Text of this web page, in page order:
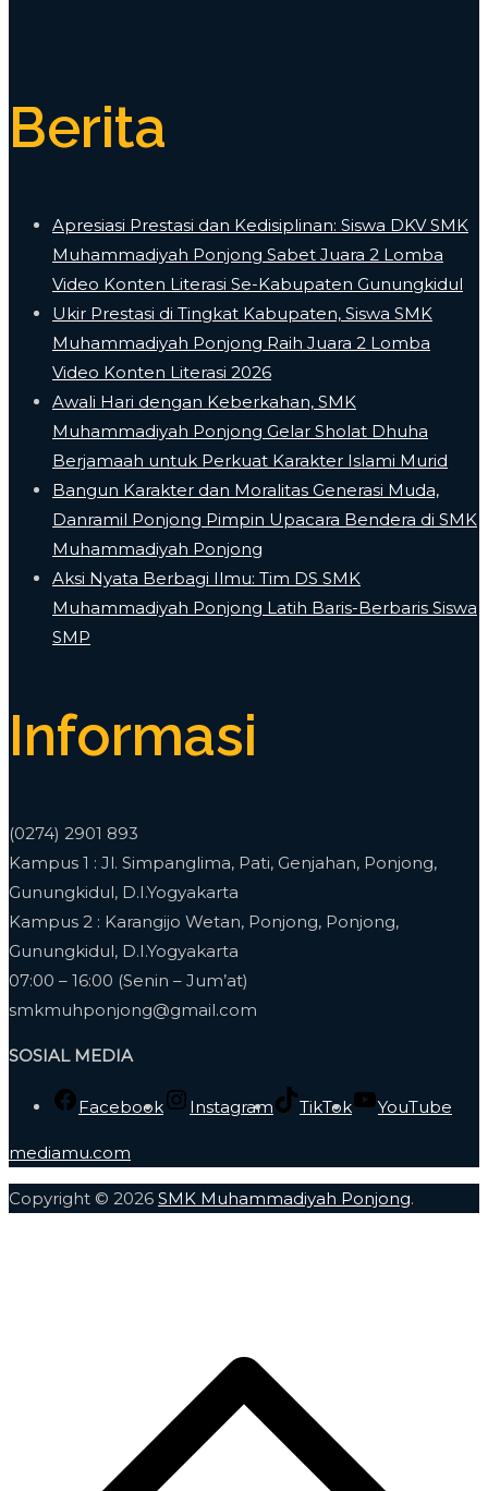
Berita
Apresiasi Prestasi dan Kedisiplinan: Siswa DKV SMK
Muhammadiyah Ponjong Sabet Juara 2 Lomba
Video Konten Literasi Se-Kabupaten Gunungkidul
Ukir Prestasi di Tingkat Kabupaten, Siswa SMK
Muhammadiyah Ponjong Raih Juara 2 Lomba
Video Konten Literasi 2026
Awali Hari dengan Keberkahan, SMK
Muhammadiyah Ponjong Gelar Sholat Dhuha
Berjamaah untuk Perkuat Karakter Islami Murid
Bangun Karakter dan Moralitas Generasi Muda,
Danramil Ponjong Pimpin Upacara Bendera di SMK
Muhammadiyah Ponjong
​Aksi Nyata Berbagi Ilmu: Tim DS SMK
Muhammadiyah Ponjong Latih Baris-Berbaris Siswa
SMP
Informasi
(0274) 2901 893
Kampus 1 : Jl. Simpanglima, Pati, Genjahan, Ponjong,
Gunungkidul, D.I.Yogyakarta
Kampus 2 : Karangijo Wetan, Ponjong, Ponjong,
Gunungkidul, D.I.Yogyakarta
07:00 – 16:00 (Senin – Jum’at)
smkmuhponjong@gmail.com
SOSIAL MEDIA
Facebook Instagram TikTok YouTube
mediamu.com
Copyright © 2026 SMK Muhammadiyah Ponjong.